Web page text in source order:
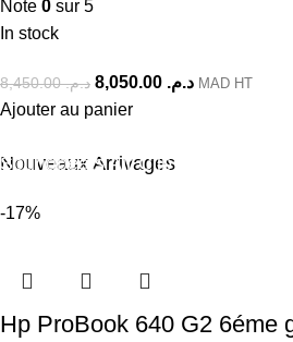
Note 0 sur 5
In stock
د.م.8,450.00 د.م. MAD HT
Ajouter au panier
Soundpeats Air Clip
Acheter maintenant
Nouveaux Arrivages
-17%
Hp ProBook 640 G2 6éme